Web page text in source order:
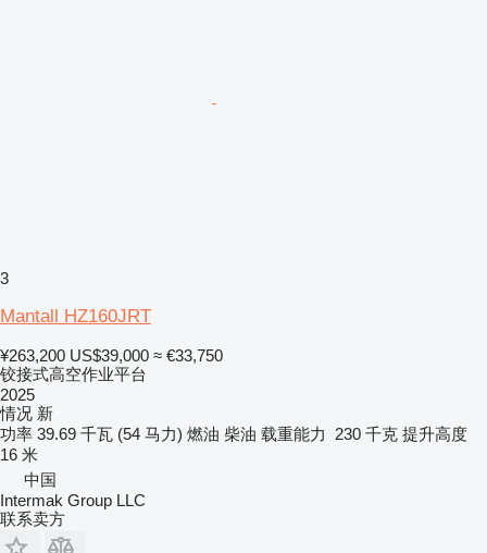
3
Mantall HZ160JRT
¥263,200 US$39,000 ≈ €33,750
铰接式高空作业平台
2025
情况 新
功率 39.69 千瓦 (54 马力) 燃油 柴油 载重能力 230 千克 提升高度
16 米
中国
Intermak Group LLC
联系卖方